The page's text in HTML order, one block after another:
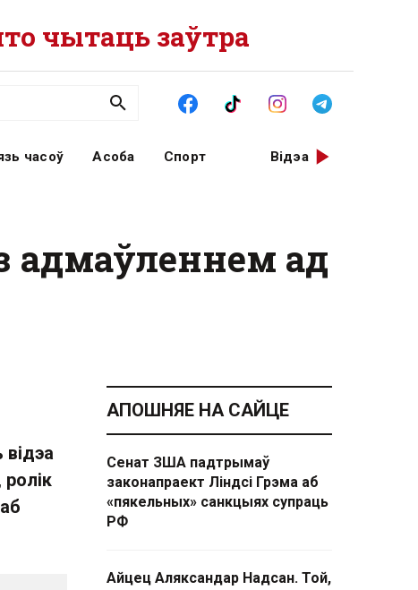
чытаць заўтра
часоў Асоба Спорт Відэа
адмаўленнем ад
АПОШНЯЕ НА САЙЦЕ
Сенат ЗША падтрымаў
законапраект Ліндсі Грэма аб
«пякельных» санкцыях супраць
РФ
Айцец Аляксандар Надсан. Той,